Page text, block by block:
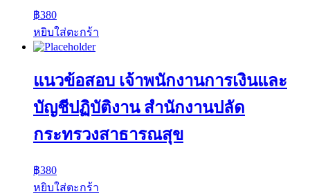
฿380
หยิบใส่ตะกร้า
แนวข้อสอบ เจ้าพนักงานการเงินและ
บัญชีปฏิบัติงาน สำนักงานปลัด
กระทรวงสาธารณสุข
฿380
หยิบใส่ตะกร้า